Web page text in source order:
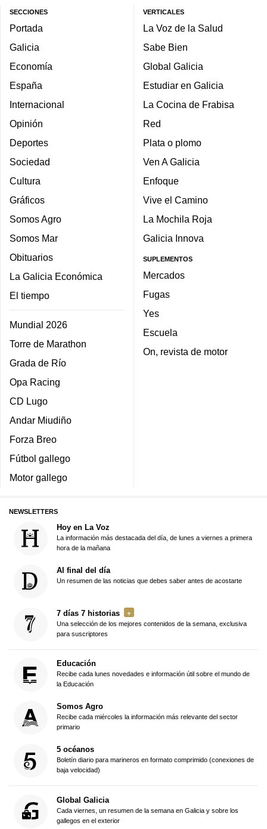
SECCIONES
Portada
Galicia
Economía
España
Internacional
Opinión
Deportes
Sociedad
Cultura
Gráficos
Somos Agro
Somos Mar
Obituarios
La Galicia Económica
El tiempo
Mundial 2026
Torre de Marathon
Grada de Río
Opa Racing
CD Lugo
Andar Miudiño
Forza Breo
Fútbol gallego
Motor gallego
VERTICALES
La Voz de la Salud
Sabe Bien
Global Galicia
Estudiar en Galicia
La Cocina de Frabisa
Red
Plata o plomo
Ven A Galicia
Enfoque
Vive el Camino
La Mochila Roja
Galicia Innova
SUPLEMENTOS
Mercados
Fugas
Yes
Escuela
On, revista de motor
NEWSLETTERS
Hoy en La Voz
La información más destacada del día, de lunes a viernes a primera
hora de la mañana
Al final del día
Un resumen de las noticias que debes saber antes de acostarte
7 días 7 historias
Una selección de los mejores contenidos de la semana, exclusiva
para suscriptores
Educación
Recibe cada lunes novedades e información útil sobre el mundo de
la Educación
Somos Agro
Recibe cada miércoles la información más relevante del sector
primario
5 océanos
Boletín diario para marineros en formato comprimido (conexiones de
baja velocidad)
Global Galicia
Cada viernes, un resumen de la semana en Galicia y sobre los
gallegos en el exterior